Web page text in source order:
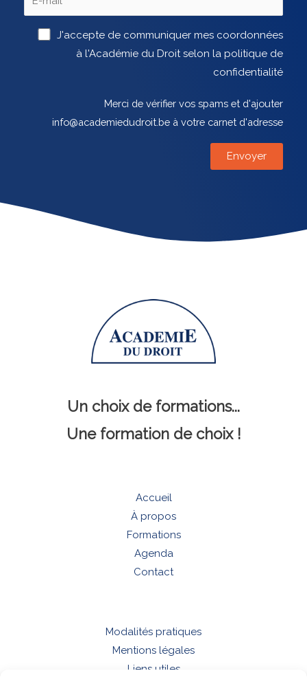
J'accepte de communiquer mes coordonnées
à l'Académie du Droit selon la politique de
confidentialité
Merci de vérifier vos spams et d'ajouter
info@academiedudroit.be à votre carnet d'adresse
Un choix de formations...
Une formation de choix !
Accueil
À propos
Formations
Agenda
Contact
Modalités pratiques
Mentions légales
Liens utiles